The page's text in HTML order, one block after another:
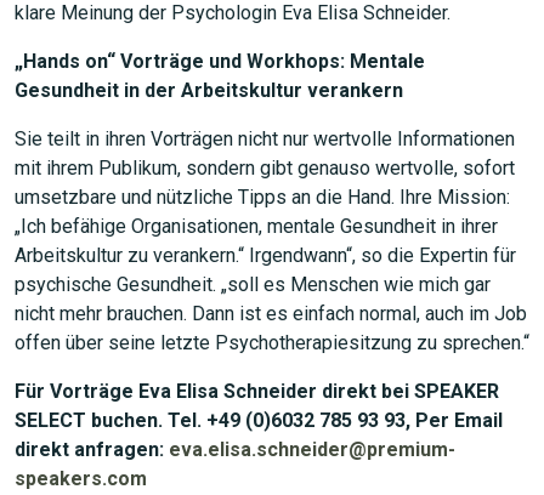
klare Meinung der Psychologin Eva Elisa Schneider.
„Hands on“ Vorträge und Workhops: Mentale
Gesundheit in der Arbeitskultur verankern
Sie teilt in ihren Vorträgen nicht nur wertvolle Informationen
mit ihrem Publikum, sondern gibt genauso wertvolle, sofort
umsetzbare und nützliche Tipps an die Hand. Ihre Mission:
„Ich befähige Organisationen, mentale Gesundheit in ihrer
Arbeitskultur zu verankern.“ Irgendwann“, so die Expertin für
psychische Gesundheit. „soll es Menschen wie mich gar
nicht mehr brauchen. Dann ist es einfach normal, auch im Job
offen über seine letzte Psychotherapiesitzung zu sprechen.“
Für Vorträge Eva Elisa Schneider direkt bei SPEAKER
SELECT buchen. Tel. +49 (0)6032 785 93 93, Per Email
direkt anfragen: eva.elisa.schneider@premium-
speakers.com